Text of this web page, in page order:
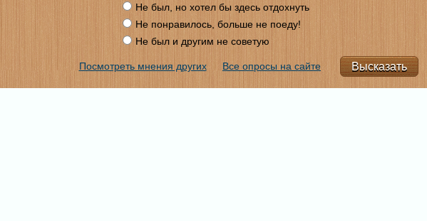
Не был, но хотел бы здесь отдохнуть
Не понравилось, больше не поеду!
Не был и другим не советую
Посмотреть мнения других Все опросы на сайте